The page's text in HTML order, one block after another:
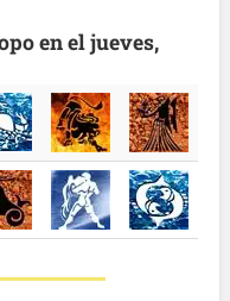
en el jueves,